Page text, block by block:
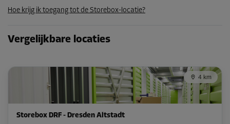
44,99 EUR/maand
Hoe krijg ik toegang tot de Storebox-locatie?
Vergelijkbare locaties
4 km
Storebox DRF - Dresden Altstadt